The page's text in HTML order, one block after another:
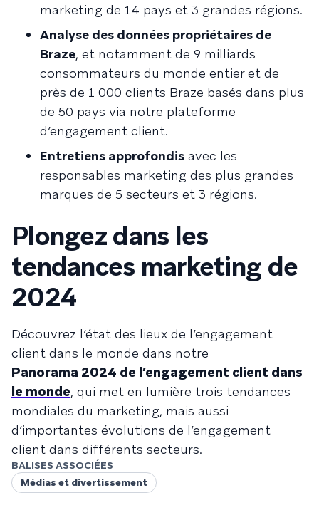
marketing de 14 pays et 3 grandes régions.
Analyse des données propriétaires de
Braze, et notamment de 9 milliards
consommateurs du monde entier et de
près de 1 000 clients Braze basés dans plus
de 50 pays via notre plateforme
d’engagement client.
Entretiens approfondis avec les
responsables marketing des plus grandes
marques de 5 secteurs et 3 régions.
Plongez dans les
tendances marketing de
2024
Découvrez l’état des lieux de l’engagement
client dans le monde dans notre
Panorama 2024 de l’engagement client dans
le monde, qui met en lumière trois tendances
mondiales du marketing, mais aussi
d’importantes évolutions de l’engagement
client dans différents secteurs.
BALISES ASSOCIÉES
Médias et divertissement